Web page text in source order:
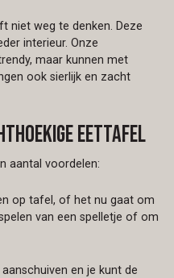
niet weg te denken. Deze
interieur. Onze
maar kunnen met
ook sierlijk en zacht
eettafel
aantal voordelen:
op tafel, of het nu gaat om
van een spelletje of om
en je kunt de